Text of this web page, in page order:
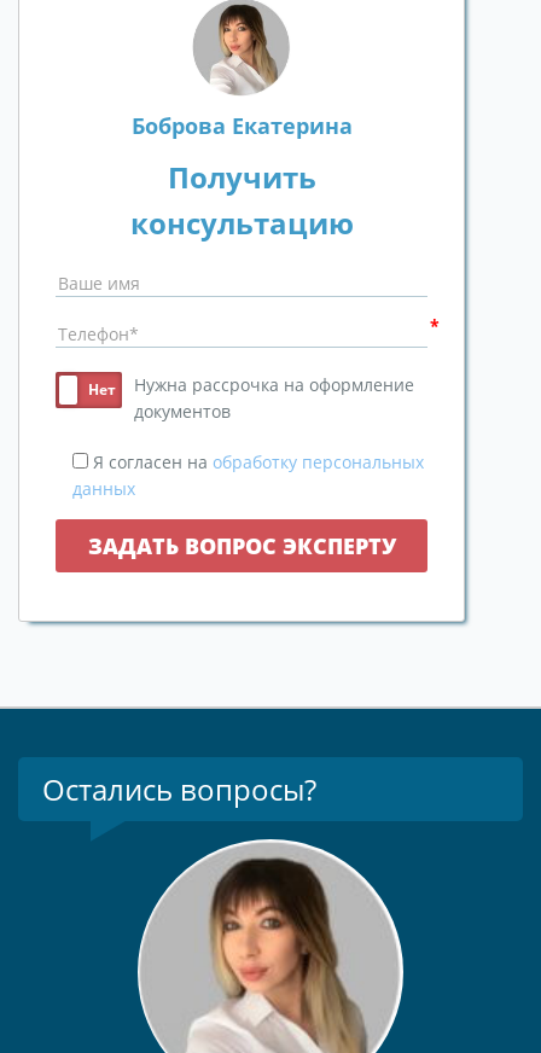
Боброва Екатерина
Получить
консультацию
Нужна рассрочка на оформление
документов
Я согласен на обработку персональных
данных
Остались вопросы?